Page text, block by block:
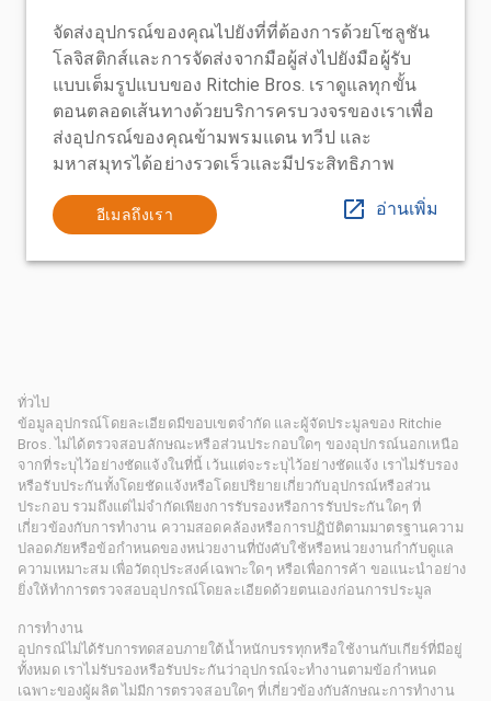
จัดส่งอุปกรณ์ของคุณไปยังที่ที่ต้องการด้วยโซลูชัน
โลจิสติกส์และการจัดส่งจากมือผู้ส่งไปยังมือผู้รับ
แบบเต็มรูปแบบของ Ritchie Bros. เราดูแลทุกขั้น
ตอนตลอดเส้นทางด้วยบริการครบวงจรของเราเพื่อ
ส่งอุปกรณ์ของคุณข้ามพรมแดน ทวีป และ
มหาสมุทรได้อย่างรวดเร็วและมีประสิทธิภาพ
อีเมลถึงเรา อ่านเพิ่ม
ทั่วไป
ข้อมูลอุปกรณ์โดยละเอียดมีขอบเขตจำกัด และผู้จัดประมูลของ Ritchie
Bros. ไม่ได้ตรวจสอบลักษณะหรือส่วนประกอบใดๆ ของอุปกรณ์นอกเหนือ
จากที่ระบุไว้อย่างชัดแจ้งในที่นี้ เว้นแต่จะระบุไว้อย่างชัดแจ้ง เราไม่รับรอง
หรือรับประกันทั้งโดยชัดแจ้งหรือโดยปริยายเกี่ยวกับอุปกรณ์หรือส่วน
ประกอบ รวมถึงแต่ไม่จำกัดเพียงการรับรองหรือการรับประกันใดๆ ที่
เกี่ยวข้องกับการทำงาน ความสอดคล้องหรือการปฏิบัติตามมาตรฐานความ
ปลอดภัยหรือข้อกำหนดของหน่วยงานที่บังคับใช้หรือหน่วยงานกำกับดูแล
ความเหมาะสม เพื่อวัตถุประสงค์เฉพาะใดๆ หรือเพื่อการค้า ขอแนะนำอย่าง
ยิ่งให้ทำการตรวจสอบอุปกรณ์โดยละเอียดด้วยตนเองก่อนการประมูล
การทำงาน
อุปกรณ์ไม่ได้รับการทดสอบภายใต้น้ำหนักบรรทุกหรือใช้งานกับเกียร์ที่มีอยู่
ทั้งหมด เราไม่รับรองหรือรับประกันว่าอุปกรณ์จะทำงานตามข้อกำหนด
เฉพาะของผู้ผลิต ไม่มีการตรวจสอบใดๆ ที่เกี่ยวข้องกับลักษณะการทำงาน